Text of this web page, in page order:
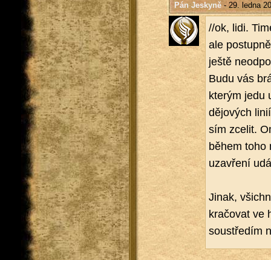
Pán Jeskyně- 29. ledna
//ok, lidi.
ale
ještě
Budu vás
kte­rým jedu
dě­jo­vých
sím zce­lit.
během toho
uza­vře­ní
Jinak,
kra­čo­vat ve
sou­stře­dím